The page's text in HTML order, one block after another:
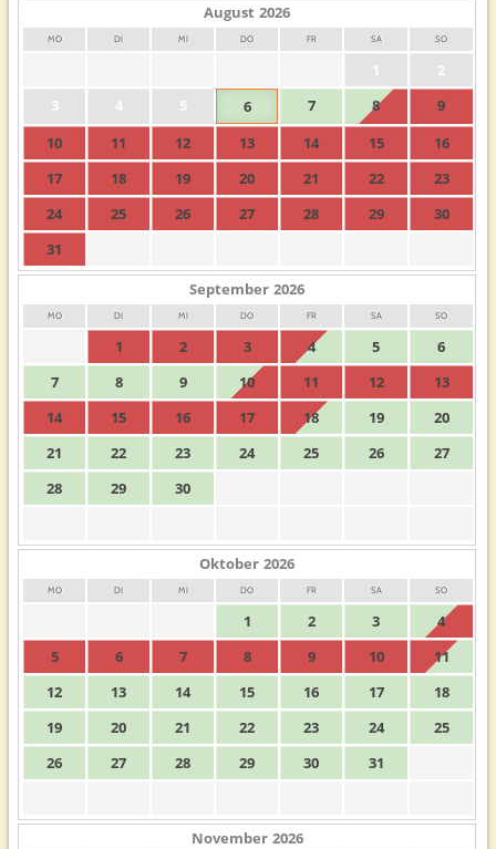
August 2026
MO DI MI DO FR SA SO
1
2
3
4 5 6 7 8
9
10
11 12 13 14 15
16
17
18 19 20 21 22
23
24
25 26 27 28 29
30
31
September 2026
MO DI MI DO FR SA SO
1 2 3 4 5
6
7
8 9 10 11 12
13
14
15 16 17 18 19
20
21
22 23 24 25 26
27
28
29 30
Oktober 2026
MO DI MI DO FR SA SO
1 2 3
4
5
6 7 8 9 10
11
12
13 14 15 16 17
18
19
20 21 22 23 24
25
26
27 28 29 30 31
November 2026